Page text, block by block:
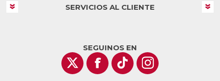
SERVICIOS AL CLIENTE
SEGUINOS EN